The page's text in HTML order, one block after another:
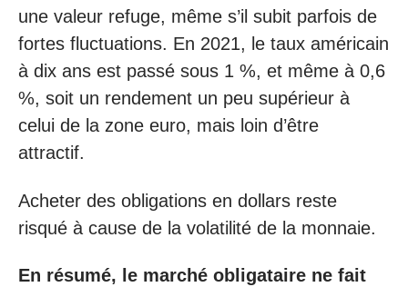
une valeur refuge, même s’il subit parfois de
fortes fluctuations. En 2021, le taux américain
à dix ans est passé sous 1 %, et même à 0,6
%, soit un rendement un peu supérieur à
celui de la zone euro, mais loin d’être
attractif.
Acheter des obligations en dollars reste
risqué à cause de la volatilité de la monnaie.
En résumé, le marché obligataire ne fait